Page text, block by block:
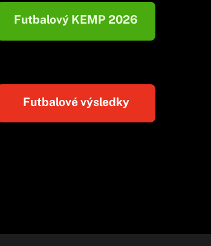
Futbalový KEMP 2026
Futbalové výsledky